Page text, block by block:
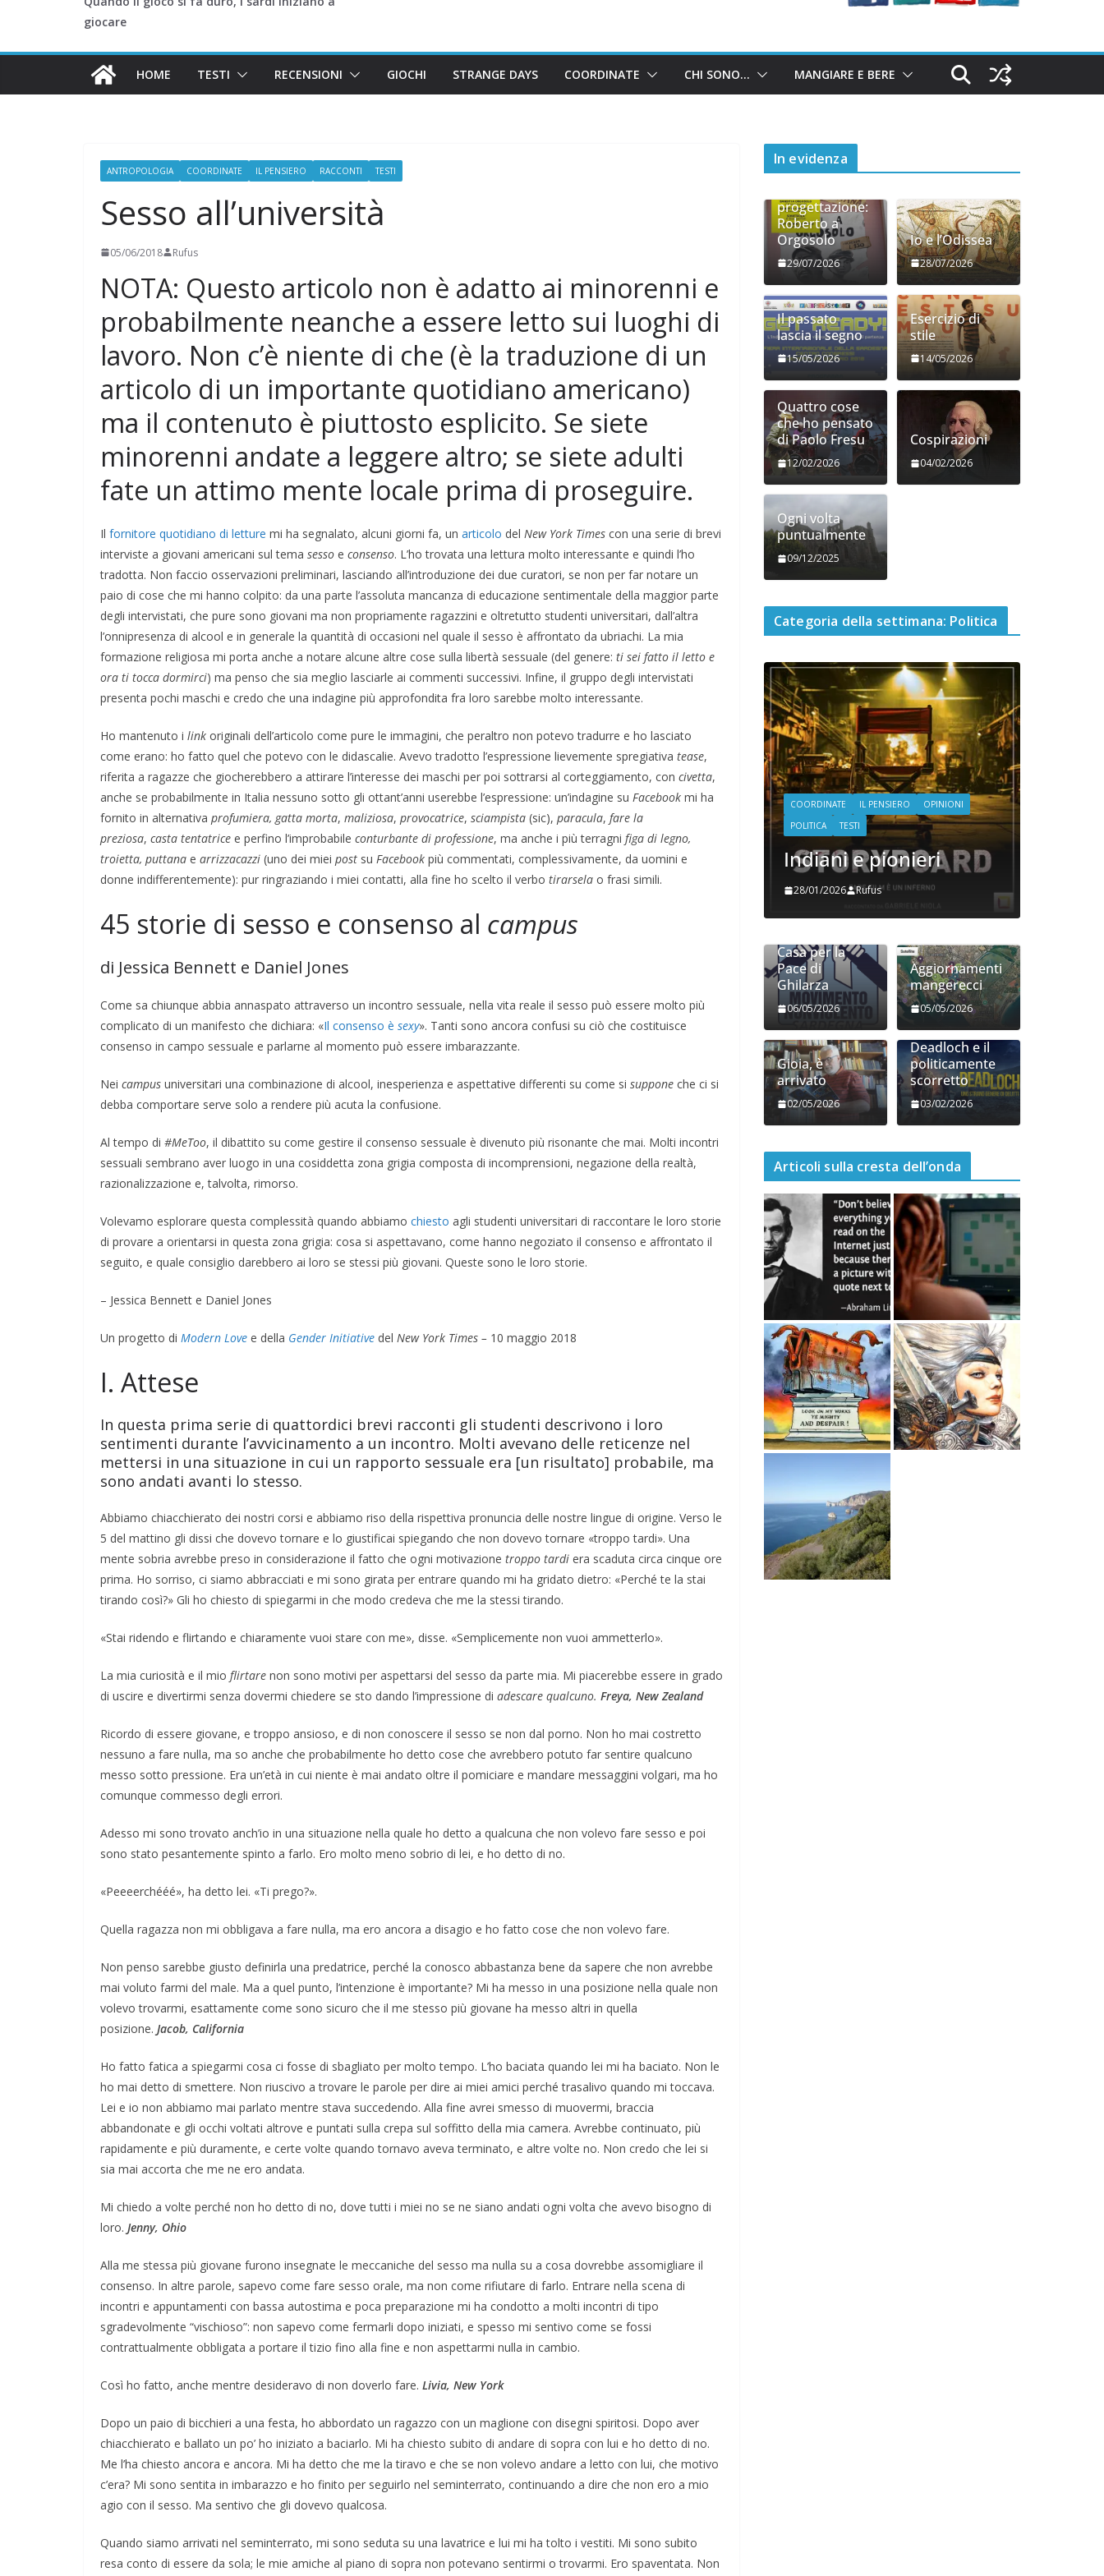
giocare
HOME TESTI RECENSIONI GIOCHI STRANGE DAYS COORDINATE CHI SONO… MANGIARE E BERE
ANTROPOLOGIA COORDINATE IL PENSIERO RACCONTI TESTI
Sesso all’università
05/06/2018 Rufus
NOTA: Questo articolo non è adatto ai minorenni e
probabilmente neanche a essere letto sui luoghi di
lavoro. Non c’è niente di che (è la traduzione di un
articolo di un importante quotidiano americano)
ma il contenuto è piuttosto esplicito. Se siete
minorenni andate a leggere altro; se siete adulti
fate un attimo mente locale prima di proseguire.
Il fornitore quotidiano di letture mi ha segnalato, alcuni giorni fa, un articolo del New York Times con una serie di brevi
interviste a giovani americani sul tema sesso e consenso. L’ho trovata una lettura molto interessante e quindi l’ho
tradotta. Non faccio osservazioni preliminari, lasciando all’introduzione dei due curatori, se non per far notare un
paio di cose che mi hanno colpito: da una parte l’assoluta mancanza di educazione sentimentale della maggior parte
degli intervistati, che pure sono giovani ma non propriamente ragazzini e oltretutto studenti universitari, dall’altra
l’onnipresenza di alcool e in generale la quantità di occasioni nel quale il sesso è affrontato da ubriachi. La mia
formazione religiosa mi porta anche a notare alcune altre cose sulla libertà sessuale (del genere: ti sei fatto il letto e
ora ti tocca dormirci) ma penso che sia meglio lasciarle ai commenti successivi. Infine, il gruppo degli intervistati
presenta pochi maschi e credo che una indagine più approfondita fra loro sarebbe molto interessante.
Ho mantenuto i link originali dell’articolo come pure le immagini, che peraltro non potevo tradurre e ho lasciato
come erano: ho fatto quel che potevo con le didascalie. Avevo tradotto l’espressione lievemente spregiativa tease,
riferita a ragazze che giocherebbero a attirare l’interesse dei maschi per poi sottrarsi al corteggiamento, con civetta,
anche se probabilmente in Italia nessuno sotto gli ottant’anni userebbe l’espressione: un’indagine su Facebook mi ha
fornito in alternativa profumiera, gatta morta, maliziosa, provocatrice, sciampista (sic), paracula, fare la
preziosa, casta tentatrice e perfino l’improbabile conturbante di professione, ma anche i più terragni figa di legno,
troietta, puttana e arrizzacazzi (uno dei miei post su Facebook più commentati, complessivamente, da uomini e
donne indifferentemente): pur ringraziando i miei contatti, alla fine ho scelto il verbo tirarsela o frasi simili.
45 storie di sesso e consenso al campus
di Jessica Bennett e Daniel Jones
Come sa chiunque abbia annaspato attraverso un incontro sessuale, nella vita reale il sesso può essere molto più
complicato di un manifesto che dichiara: «Il consenso è sexy». Tanti sono ancora confusi su ciò che costituisce
consenso in campo sessuale e parlarne al momento può essere imbarazzante.
Nei campus universitari una combinazione di alcool, inesperienza e aspettative differenti su come si suppone che ci si
debba comportare serve solo a rendere più acuta la confusione.
Al tempo di #MeToo, il dibattito su come gestire il consenso sessuale è divenuto più risonante che mai. Molti incontri
sessuali sembrano aver luogo in una cosiddetta zona grigia composta di incomprensioni, negazione della realtà,
razionalizzazione e, talvolta, rimorso.
Volevamo esplorare questa complessità quando abbiamo chiesto agli studenti universitari di raccontare le loro storie
di provare a orientarsi in questa zona grigia: cosa si aspettavano, come hanno negoziato il consenso e affrontato il
seguito, e quale consiglio darebbero ai loro se stessi più giovani. Queste sono le loro storie.
– Jessica Bennett e Daniel Jones
Un progetto di Modern Love e della Gender Initiative del New York Times – 10 maggio 2018
I. Attese
In questa prima serie di quattordici brevi racconti gli studenti descrivono i loro
sentimenti durante l’avvicinamento a un incontro. Molti avevano delle reticenze nel
mettersi in una situazione in cui un rapporto sessuale era [un risultato] probabile, ma
sono andati avanti lo stesso.
Abbiamo chiacchierato dei nostri corsi e abbiamo riso della rispettiva pronuncia delle nostre lingue di origine. Verso le
5 del mattino gli dissi che dovevo tornare e lo giustificai spiegando che non dovevo tornare «troppo tardi». Una
mente sobria avrebbe preso in considerazione il fatto che ogni motivazione troppo tardi era scaduta circa cinque ore
prima. Ho sorriso, ci siamo abbracciati e mi sono girata per entrare quando mi ha gridato dietro: «Perché te la stai
tirando così?» Gli ho chiesto di spiegarmi in che modo credeva che me la stessi tirando.
«Stai ridendo e flirtando e chiaramente vuoi stare con me», disse. «Semplicemente non vuoi ammetterlo».
La mia curiosità e il mio flirtare non sono motivi per aspettarsi del sesso da parte mia. Mi piacerebbe essere in grado
di uscire e divertirmi senza dovermi chiedere se sto dando l’impressione di adescare qualcuno. Freya, New Zealand
Ricordo di essere giovane, e troppo ansioso, e di non conoscere il sesso se non dal porno. Non ho mai costretto
nessuno a fare nulla, ma so anche che probabilmente ho detto cose che avrebbero potuto far sentire qualcuno
messo sotto pressione. Era un’età in cui niente è mai andato oltre il pomiciare e mandare messaggini volgari, ma ho
comunque commesso degli errori.
Adesso mi sono trovato anch’io in una situazione nella quale ho detto a qualcuna che non volevo fare sesso e poi
sono stato pesantemente spinto a farlo. Ero molto meno sobrio di lei, e ho detto di no.
«Peeeerchééé», ha detto lei. «Ti prego?».
Quella ragazza non mi obbligava a fare nulla, ma ero ancora a disagio e ho fatto cose che non volevo fare.
Non penso sarebbe giusto definirla una predatrice, perché la conosco abbastanza bene da sapere che non avrebbe
mai voluto farmi del male. Ma a quel punto, l’intenzione è importante? Mi ha messo in una posizione nella quale non
volevo trovarmi, esattamente come sono sicuro che il me stesso più giovane ha messo altri in quella
posizione. Jacob, California
Ho fatto fatica a spiegarmi cosa ci fosse di sbagliato per molto tempo. L’ho baciata quando lei mi ha baciato. Non le
ho mai detto di smettere. Non riuscivo a trovare le parole per dire ai miei amici perché trasalivo quando mi toccava.
Lei e io non abbiamo mai parlato mentre stava succedendo. Alla fine avrei smesso di muovermi, braccia
abbandonate e gli occhi voltati altrove e puntati sulla crepa sul soffitto della mia camera. Avrebbe continuato, più
rapidamente e più duramente, e certe volte quando tornavo aveva terminato, e altre volte no. Non credo che lei si
sia mai accorta che me ne ero andata.
Mi chiedo a volte perché non ho detto di no, dove tutti i miei no se ne siano andati ogni volta che avevo bisogno di
loro. Jenny, Ohio
Alla me stessa più giovane furono insegnate le meccaniche del sesso ma nulla su a cosa dovrebbe assomigliare il
consenso. In altre parole, sapevo come fare sesso orale, ma non come rifiutare di farlo. Entrare nella scena di
incontri e appuntamenti con bassa autostima e poca preparazione mi ha condotto a molti incontri di tipo
sgradevolmente “vischioso”: non sapevo come fermarli dopo iniziati, e spesso mi sentivo come se fossi
contrattualmente obbligata a portare il tizio fino alla fine e non aspettarmi nulla in cambio.
Così ho fatto, anche mentre desideravo di non doverlo fare. Livia, New York
Dopo un paio di bicchieri a una festa, ho abbordato un ragazzo con un maglione con disegni spiritosi. Dopo aver
chiacchierato e ballato un po’ ho iniziato a baciarlo. Mi ha chiesto subito di andare di sopra con lui e ho detto di no.
Me l’ha chiesto ancora e ancora. Mi ha detto che me la tiravo e che se non volevo andare a letto con lui, che motivo
c’era? Mi sono sentita in imbarazzo e ho finito per seguirlo nel seminterrato, continuando a dire che non ero a mio
agio con il sesso. Ma sentivo che gli dovevo qualcosa.
Quando siamo arrivati nel seminterrato, mi sono seduta su una lavatrice e lui mi ha tolto i vestiti. Mi sono subito
resa conto di essere da sola; le mie amiche al piano di sopra non potevano sentirmi o trovarmi. Ero spaventata. Non
In evidenza
progettazione:
Roberto a
Orgosolo
29/07/2026
Io e l’Odissea
28/07/2026
Il passato
lascia il segno
15/05/2026
Esercizio di
stile
14/05/2026
Quattro cose
che ho pensato
di Paolo Fresu
12/02/2026
Cospirazioni
04/02/2026
Ogni volta
puntualmente
09/12/2025
Categoria della settimana: Politica
COORDINATE GIOCHI
IL PENSIERO
POLITICA
SEGNALAZIONI TESTI
Giocare il conflitto alla
Ghilarza
06/05/2026 Rufus
COORDINATE
IL PENSIERO
Cospirazioni
04/02/2026 Rufus
COORDINATE IL PENSIERO
OPINIONI
Indiani e pionieri
COORDINATE IL PENSIERO
SEGNALAZIONI
Shitstorm,
e globalizzazione
06/11/2025 Rufus
Giocare il
conflitto alla
Casa per la
Pace di
Ghilarza
06/05/2026
Aggiornamenti
mangerecci
05/05/2026
Gioia, è
arrivato
02/05/2026
Deadloch e il
politicamente
scorretto
03/02/2026
Articoli sulla cresta dell’onda